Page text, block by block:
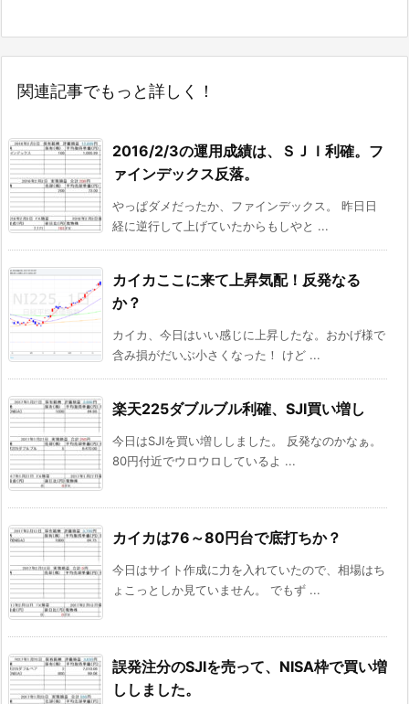
関連記事でもっと詳しく！
2016/2/3の運用成績は、ＳＪＩ利確。フ
ァインデックス反落。
やっぱダメだったか、ファインデックス。 昨日日
経に逆行して上げていたからもしやと ...
カイカここに来て上昇気配！反発なる
か？
カイカ、今日はいい感じに上昇したな。おかげ様で
含み損がだいぶ小さくなった！ けど ...
楽天225ダブルブル利確、SJI買い増し
今日はSJIを買い増ししました。 反発なのかなぁ。
80円付近でウロウロしているよ ...
カイカは76～80円台で底打ちか？
今日はサイト作成に力を入れていたので、相場はち
ょこっとしか見ていません。 でもず ...
誤発注分のSJIを売って、NISA枠で買い増
ししました。